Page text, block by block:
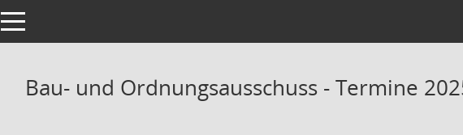
Toggle navigation
Bau- und Ordnungsausschuss - Termine